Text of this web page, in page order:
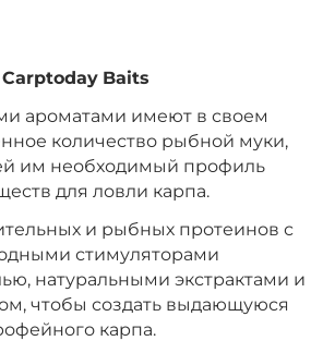
24 мм
Монстр Краб
‍899‍ ₽‍1 058‍₽ +
−
Монстр Краб
Carptoday Baits
ароматами имеют в своем
количество рыбной муки,
им необходимый профиль
для ловли карпа.
и рыбных протеинов с
стимуляторами
натуральными экстрактами и
чтобы создать выдающуюся
карпа.